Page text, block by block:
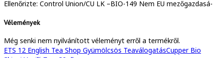
Ellenőrizte: Control Union/CU LK –BIO-149 Nem EU mezőgazdasá-
Vélemények
Még senki nem nyilvánított véleményt erről a termékről.
ETS 12 English Tea Shop Gyümölcsös TeaválogatásCupper Bio